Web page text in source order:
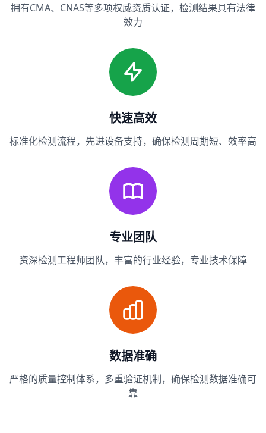
拥有CMA、CNAS等多项权威资质认证，检测结果具有法律
效力
快速高效
标准化检测流程，先进设备支持，确保检测周期短、效率高
专业团队
资深检测工程师团队，丰富的行业经验，专业技术保障
数据准确
严格的质量控制体系，多重验证机制，确保检测数据准确可
靠